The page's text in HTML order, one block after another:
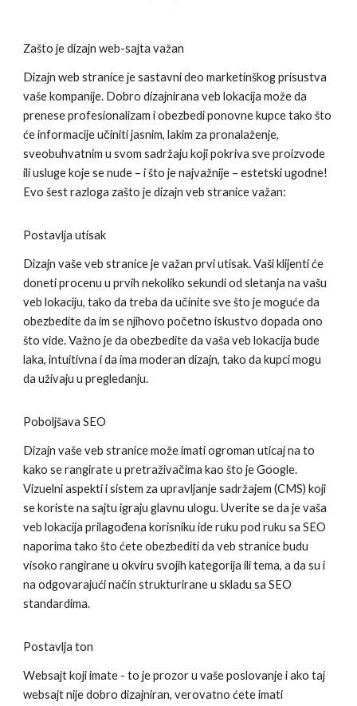
Zašto je dizajn web-sajta važan
Dizajn web stranice je sastavni deo marketinškog prisustva
vaše kompanije. Dobro dizajnirana veb lokacija može da
prenese profesionalizam i obezbedi ponovne kupce tako što
će informacije učiniti jasnim, lakim za pronalaženje,
sveobuhvatnim u svom sadržaju koji pokriva sve proizvode
ili usluge koje se nude – i što je najvažnije – estetski ugodne!
Evo šest razloga zašto je dizajn veb stranice važan:
Postavlja utisak
Dizajn vaše veb stranice je važan prvi utisak. Vaši klijenti će
doneti procenu u prvih nekoliko sekundi od sletanja na vašu
veb lokaciju, tako da treba da učinite sve što je moguće da
obezbedite da im se njihovo početno iskustvo dopada ono
što vide. Važno je da obezbedite da vaša veb lokacija bude
laka, intuitivna i da ima moderan dizajn, tako da kupci mogu
da uživaju u pregledanju.
Poboljšava SEO
Dizajn vaše veb stranice može imati ogroman uticaj na to
kako se rangirate u pretraživačima kao što je Google.
Vizuelni aspekti i sistem za upravljanje sadržajem (CMS) koji
se koriste na sajtu igraju glavnu ulogu. Uverite se da je vaša
veb lokacija prilagođena korisniku ide ruku pod ruku sa SEO
naporima tako što ćete obezbediti da veb stranice budu
visoko rangirane u okviru svojih kategorija ili tema, a da su i
na odgovarajući način strukturirane u skladu sa SEO
standardima.
Postavlja ton
Websajt koji imate - to je prozor u vaše poslovanje i ako taj
websajt nije dobro dizajniran, verovatno ćete imati